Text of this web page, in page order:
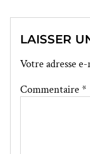
LAISSER
Votre adresse
Commentaire *